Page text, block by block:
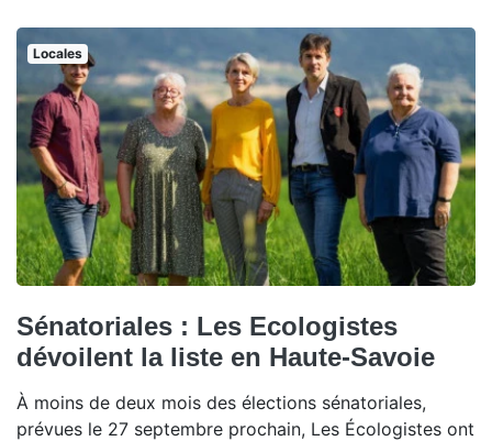
Locales
Sénatoriales : Les Ecologistes
dévoilent la liste en Haute-Savoie
À moins de deux mois des élections sénatoriales,
prévues le 27 septembre prochain, Les Écologistes ont